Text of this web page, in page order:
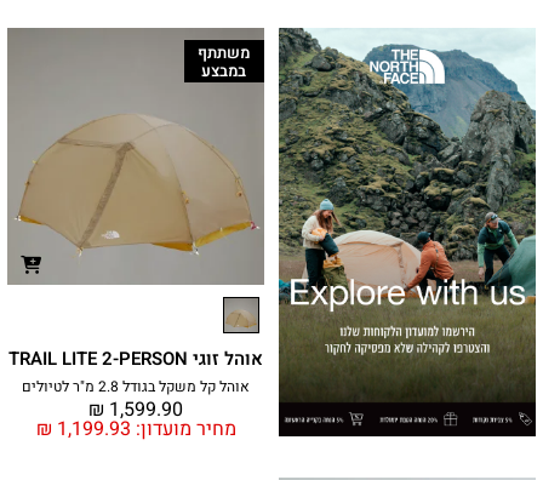
משתתף
במבצע
אוהל זוגי TRAIL LITE 2-PERSON
אוהל קל משקל בגודל 2.8 מ"ר לטיולים
מחיר מועדון: ₪ 1,199.93
₪ 1,599.90